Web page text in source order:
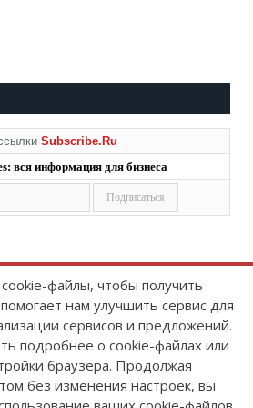
Subscribe.Ru
вся информация для бизнеса
© 2008-2026FinanceTimes
в Роскомнадзоре
о регистрации СМИ:
№ ФС77-86300 от 10 ноября 2023 г
файлы, чтобы получить
нам улучшить сервис для
сервисов и предложений.
подробнее о cookie-файлах или
браузера. Продолжая
без изменения настроек, вы